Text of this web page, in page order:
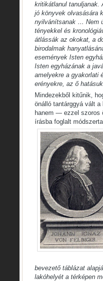
kritikátlanul tanuljanak.
jó könyvek olvasására
nyilvánítsanak … Nem
tényekkel és
átlássák az okokat, a
birodalmak
események Isten
Isten egyházának a
amelyekre a gyakorlati
erényekre, az ő
Mindezekből kitűnik,
önálló tantárggyá vált
hanem — ezzel szoros
írásba foglalt
bevezető táblázat
lakóhelyét a térképen